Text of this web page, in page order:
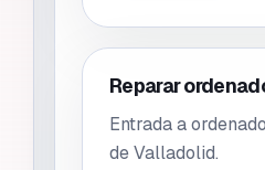
Reparar
Entrada a
de Valladolid.